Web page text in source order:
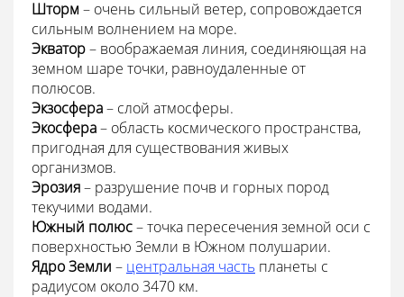
Шторм – очень сильный ветер, сопровождается
сильным волнением на море.
Экватор– воображаемая линия, соединяющая на
земном шаре точки, равноудаленные от
полюсов.
Экзосфера– слой атмосферы.
Экосфера– область космического пространства,
пригодная для существования живых
организмов.
Эрозия– разрушение почв и горных пород
текучими водами.
Южный полюс– точка пересечения земной оси с
поверхностью Земли в Южном полушарии.
Ядро Земли – центральная часть планеты с
радиусом около 3470 км.